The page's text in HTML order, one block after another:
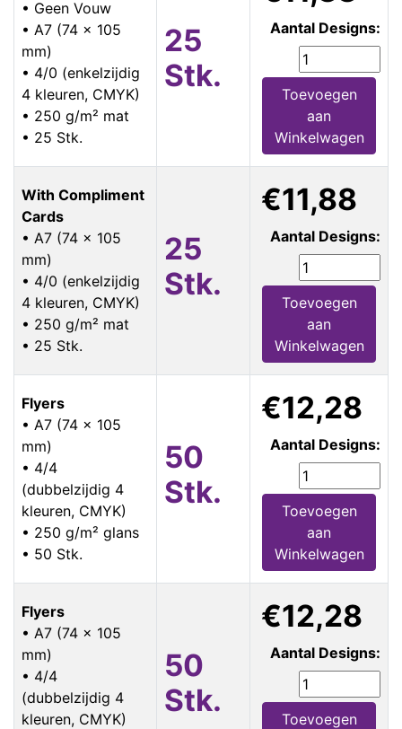
• Geen Vouw
• A7 (74 x 105
mm)
• 4/0 (enkelzijdig
4 kleuren, CMYK)
• 250 g/m² mat
• 25 Stk.
25
Stk.
Aantal Designs:
Toevoegen
aan
Winkelwagen
With Compliment
Cards
• A7 (74 x 105
mm)
• 4/0 (enkelzijdig
4 kleuren, CMYK)
• 250 g/m² mat
• 25 Stk.
25
Stk.
€11,88
Aantal Designs:
Toevoegen
aan
Winkelwagen
Flyers
• A7 (74 x 105
mm)
• 4/4
(dubbelzijdig 4
kleuren, CMYK)
• 250 g/m² glans
• 50 Stk.
50
Stk.
€12,28
Aantal Designs:
Toevoegen
aan
Winkelwagen
Flyers
• A7 (74 x 105
mm)
• 4/4
(dubbelzijdig 4
kleuren, CMYK)
50
Stk.
€12,28
Aantal Designs:
Toevoegen